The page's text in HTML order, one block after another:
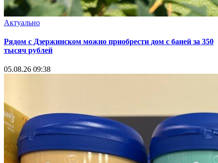
Актуально
Рядом с Дзержинском можно приобрести дом с баней за 350
тысяч рублей
05.08.26 09:38